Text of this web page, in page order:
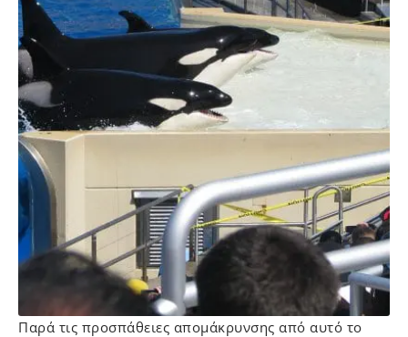
Παρά τις προσπάθειες απομάκρυνσης από αυτό το